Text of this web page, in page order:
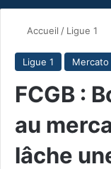
Accueil / Ligue 1
Ligue 1 Mercato
FCGB :
au
lâche